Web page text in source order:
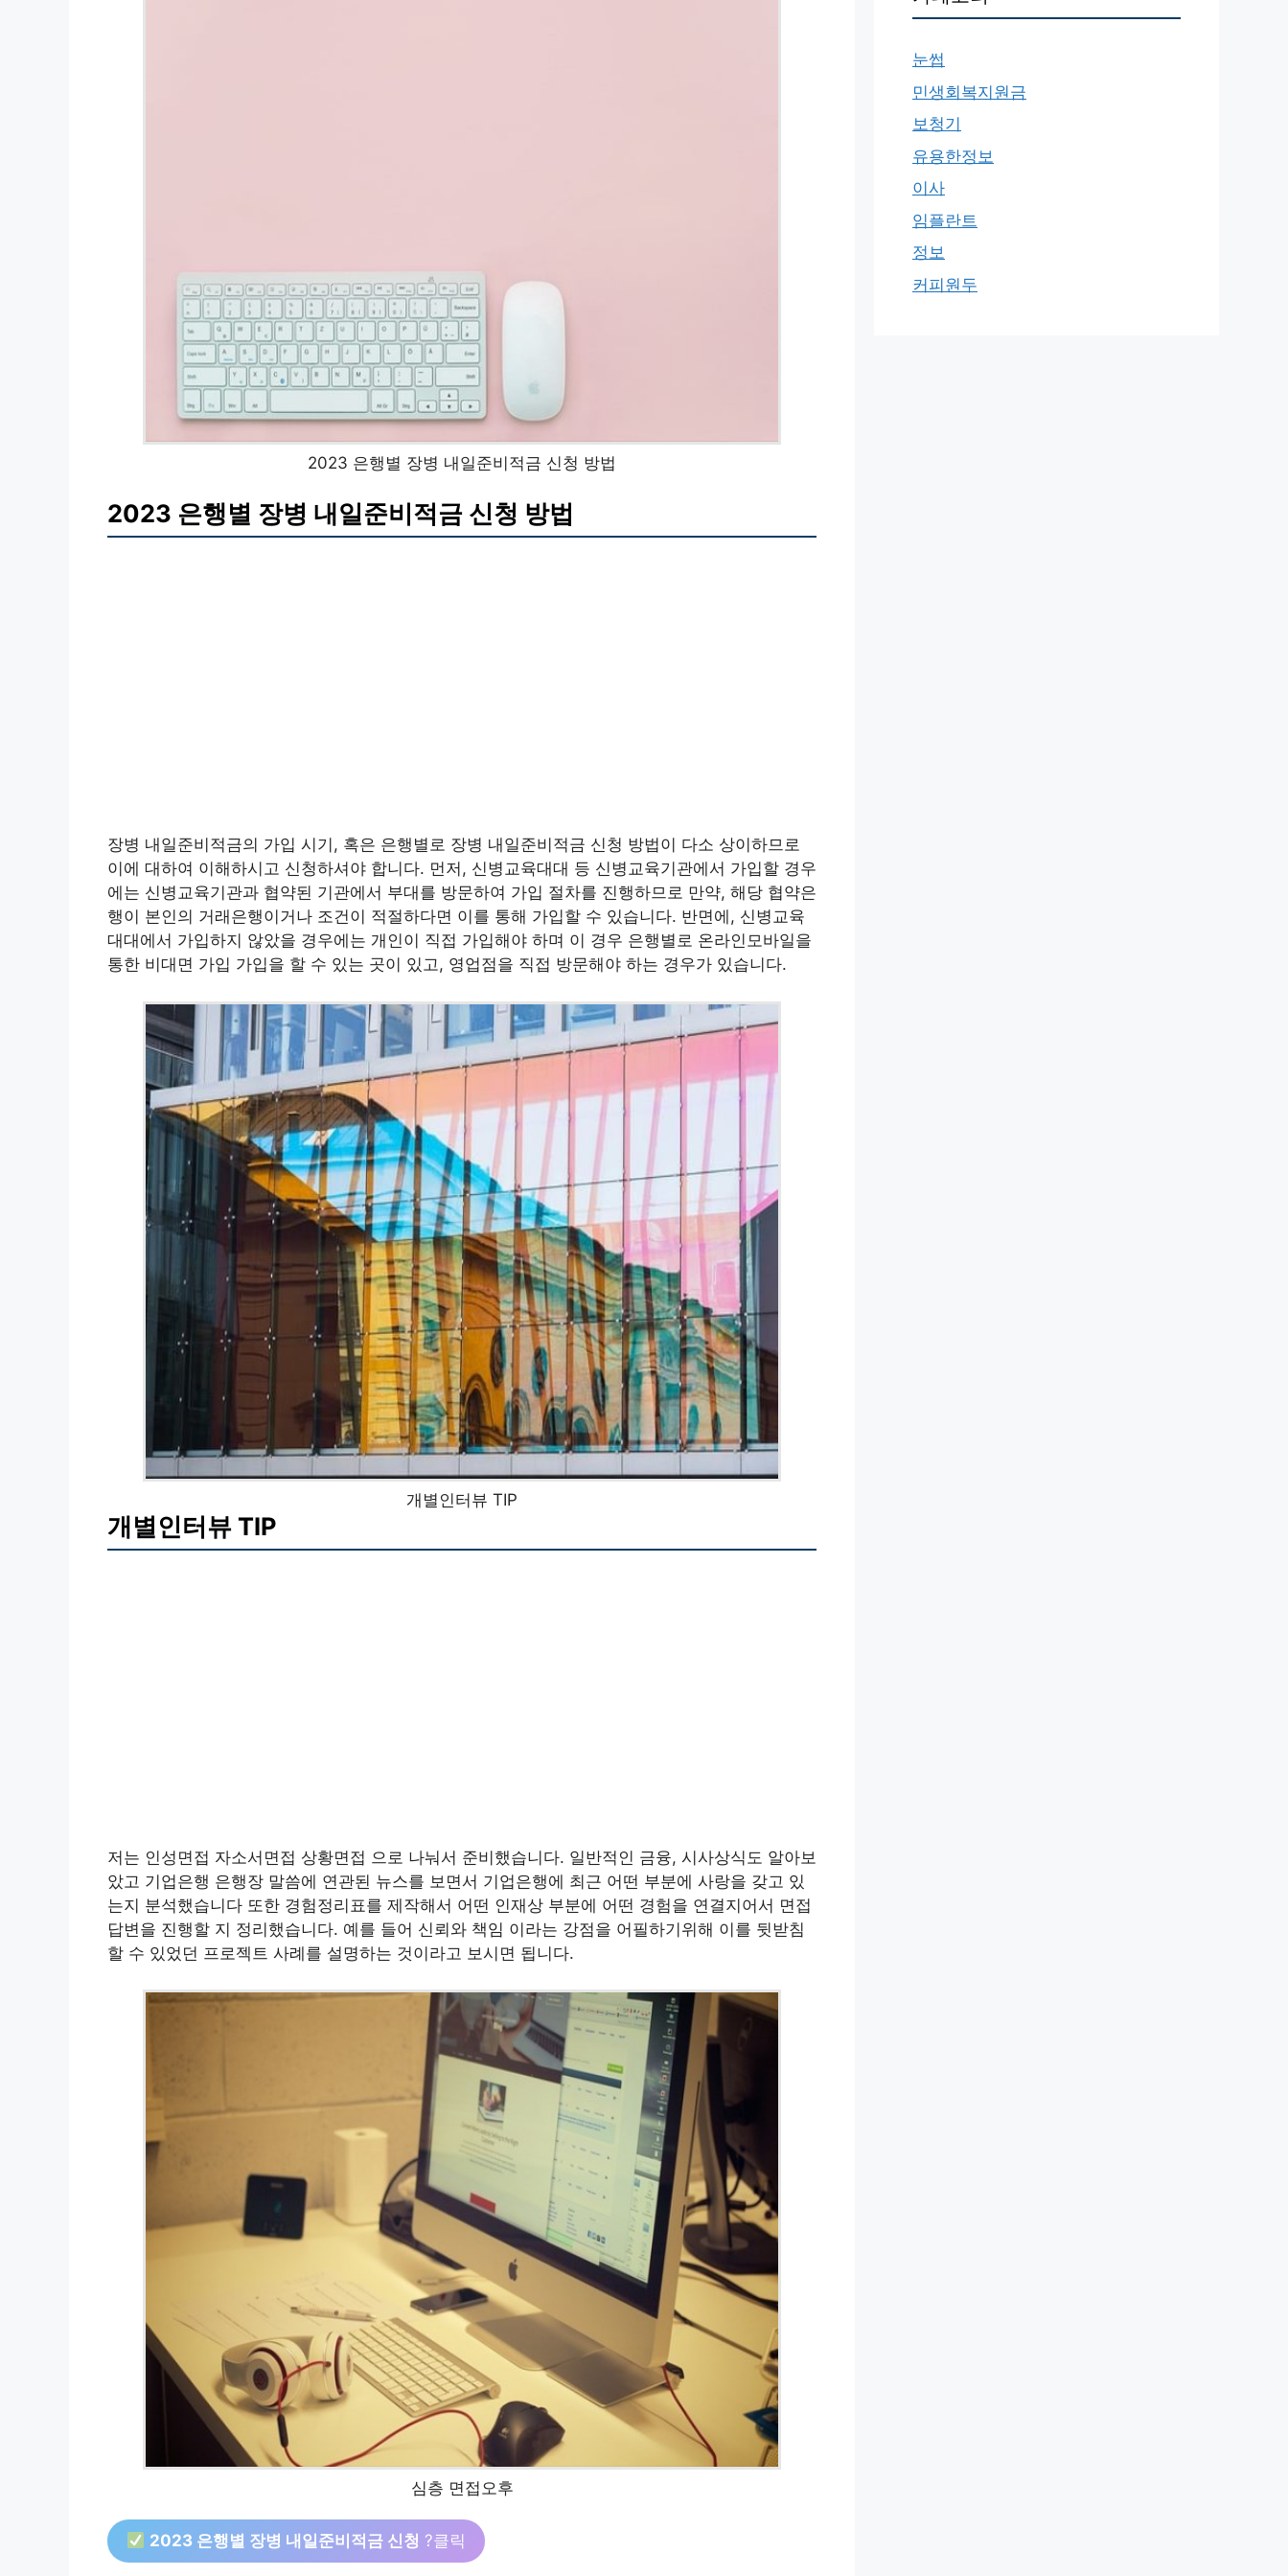
2023 은행별 장병 내일준비적금 신청 방법
2023 은행별 장병 내일준비적금 신청 방법
장병 내일준비적금의 가입 시기, 혹은 은행별로 장병 내일준비적금 신청 방법이 다소 상이하므로
이에 대하여 이해하시고 신청하셔야 합니다. 먼저, 신병교육대대 등 신병교육기관에서 가입할 경우
에는 신병교육기관과 협약된 기관에서 부대를 방문하여 가입 절차를 진행하므로 만약, 해당 협약은
행이 본인의 거래은행이거나 조건이 적절하다면 이를 통해 가입할 수 있습니다. 반면에, 신병교육
대대에서 가입하지 않았을 경우에는 개인이 직접 가입해야 하며 이 경우 은행별로 온라인모바일을
통한 비대면 가입 가입을 할 수 있는 곳이 있고, 영업점을 직접 방문해야 하는 경우가 있습니다.
개별인터뷰 TIP
개별인터뷰 TIP
저는 인성면접 자소서면접 상황면접 으로 나눠서 준비했습니다. 일반적인 금융, 시사상식도 알아보
았고 기업은행 은행장 말씀에 연관된 뉴스를 보면서 기업은행에 최근 어떤 부분에 사랑을 갖고 있
는지 분석했습니다 또한 경험정리표를 제작해서 어떤 인재상 부분에 어떤 경험을 연결지어서 면접
답변을 진행할 지 정리했습니다. 예를 들어 신뢰와 책임 이라는 강점을 어필하기위해 이를 뒷받침
할 수 있었던 프로젝트 사례를 설명하는 것이라고 보시면 됩니다.
심층 면접오후
2023 은행별 장병 내일준비적금 신청 ?클릭
눈썹
민생회복지원금
보청기
유용한정보
이사
임플란트
정보
커피원두